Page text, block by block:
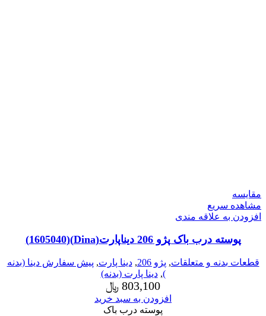
مقایسه
مشاهده سریع
افزودن به علاقه مندی
پوسته درب باک پژو 206 دیناپارت(Dina)(1605040)
قطعات بدنه و متعلقات, پژو 206 ,دینا پارت, پیش سفارش دینا (بدنه
)
,دینا پارت (بدنه)
803,100 ﷼
افزودن به سبد خرید
پوسته درب باک